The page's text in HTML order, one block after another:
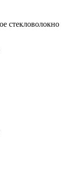
стекловолокно